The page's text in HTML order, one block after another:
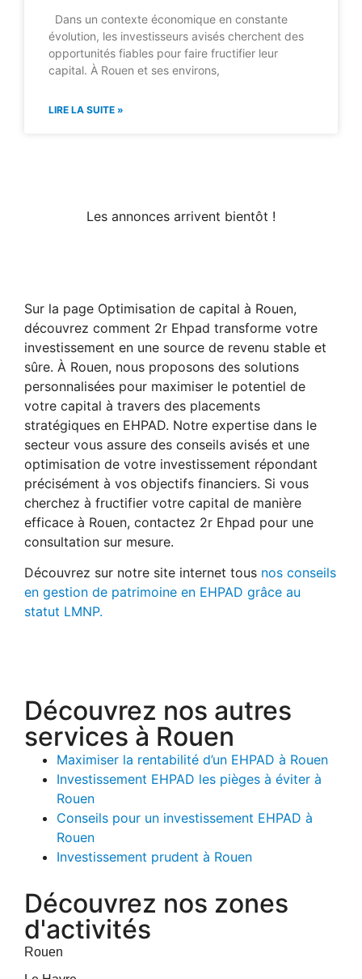
Dans un contexte économique en constante
évolution, les investisseurs avisés cherchent des
opportunités fiables pour faire fructifier leur
capital. À Rouen et ses environs,
LIRE LA SUITE »
Les annonces arrivent bientôt !
Sur la page Optimisation de capital à Rouen,
découvrez comment 2r Ehpad transforme votre
investissement en une source de revenu stable et
sûre. À Rouen, nous proposons des solutions
personnalisées pour maximiser le potentiel de
votre capital à travers des placements
stratégiques en EHPAD. Notre expertise dans le
secteur vous assure des conseils avisés et une
optimisation de votre investissement répondant
précisément à vos objectifs financiers. Si vous
cherchez à fructifier votre capital de manière
efficace à Rouen, contactez 2r Ehpad pour une
consultation sur mesure.
Découvrez sur notre site internet tous nos conseils
en gestion de patrimoine en EHPAD grâce au
statut LMNP.
Découvrez nos autres
services à Rouen
Maximiser la rentabilité d’un EHPAD à Rouen
Investissement EHPAD les pièges à éviter à
Rouen
Conseils pour un investissement EHPAD à
Rouen
Investissement prudent à Rouen
Découvrez nos zones
d'activités
Rouen